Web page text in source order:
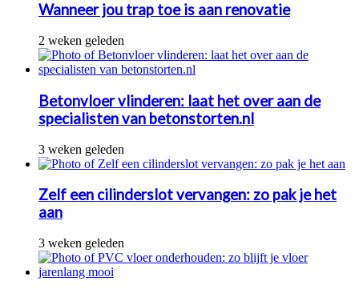
Wanneer jou trap toe is aan renovatie
2 weken geleden
Betonvloer vlinderen: laat het over aan de
specialisten van betonstorten.nl
3 weken geleden
Zelf een cilinderslot vervangen: zo pak je het
aan
3 weken geleden